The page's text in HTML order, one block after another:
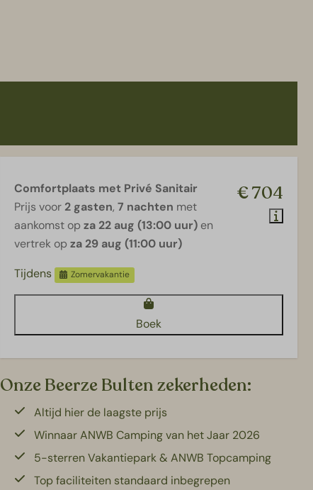
€ 704
Comfortplaats met Privé Sanitair
Prijs voor 2 gasten, 7 nachten met
aankomst op za 22 aug (13:00 uur) en
vertrek op za 29 aug (11:00 uur)
Tijdens
Zomervakantie
Boek
Onze Beerze Bulten zekerheden:
Altijd hier de laagste prijs
Winnaar ANWB Camping van het Jaar 2026
5-sterren Vakantiepark & ANWB Topcamping
Top faciliteiten standaard inbegrepen